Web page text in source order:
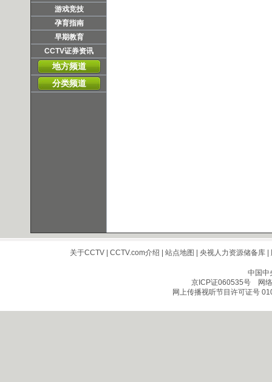
游戏竞技
孕育指南
早期教育
CCTV证券资讯
地方频道
分类频道
关于CCTV| CCTV.com介绍 站点地图 央视人力资源储备库|
中国中
京ICP证060535号网络
网上传播视听节目许可证号